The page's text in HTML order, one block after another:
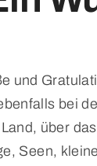
und
bei
über
Seen,